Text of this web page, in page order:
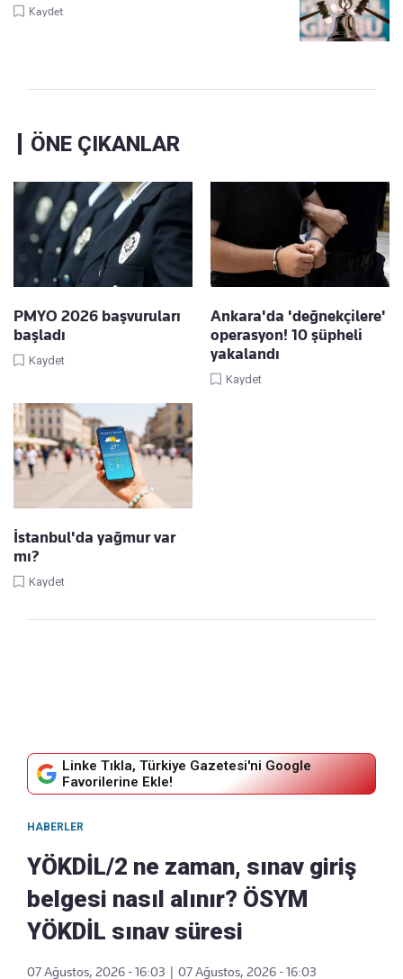
Kaydet
ÖNE ÇIKANLAR
PMYO 2026 başvuruları
başladı
Kaydet
Ankara'da 'değnekçilere'
operasyon! 10 şüpheli
yakalandı
Kaydet
İstanbul'da yağmur var
mı?
Kaydet
Linke Tıkla, Türkiye Gazetesi'ni Google
Favorilerine Ekle!
HABERLER
YÖKDİL/2 ne zaman, sınav giriş
belgesi nasıl alınır? ÖSYM
YÖKDİL sınav süresi
07 Ağustos, 2026 - 16:03 07 Ağustos, 2026 - 16:03